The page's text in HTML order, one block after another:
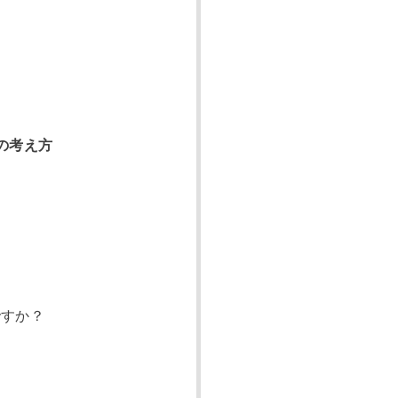
考え方
か？